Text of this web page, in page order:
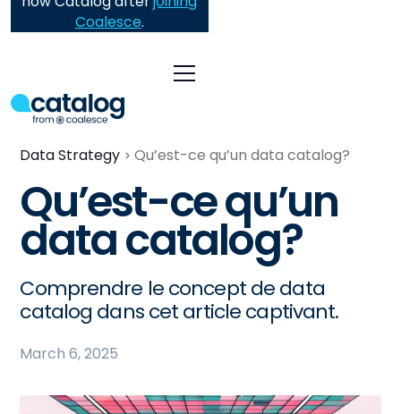
Coalesce.
Data Strategy Qu’est-ce qu’un data catalog?
Qu’est-ce qu’un
data catalog?
Comprendre le concept de data
catalog dans cet article captivant.
March 6, 2025